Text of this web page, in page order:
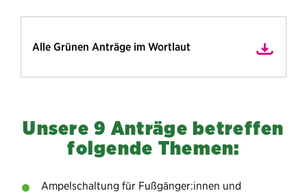
Alle Grünen Anträge im Wortlaut
Unsere 9 Anträge betreffen
folgende Themen:
Ampelschaltung für Fußgänger:innen und